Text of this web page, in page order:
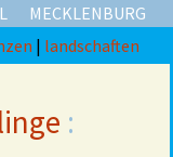
MECKLENBURG
| landschaften
: